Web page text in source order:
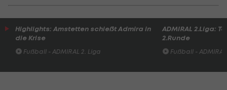
Highlights: Amstetten schießt Admira in
die Krise
Fußball - ADMIRAL 2. Liga
ADMIRAL 2.Liga:
2.Runde
Fußball -